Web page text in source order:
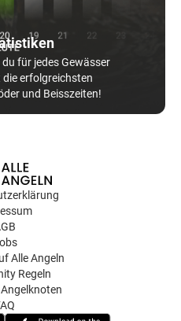
für jedes Gewässer
die erfolgreichsten
und Beisszeiten!
Alle Angeln
Regeln